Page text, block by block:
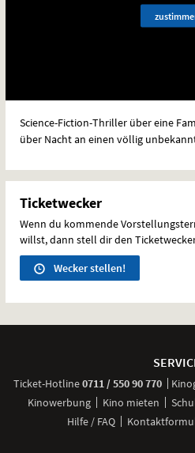
Science-Fiction-Thriller über eine
über Nacht an einen völlig
Ticketwecker
Wenn du kommende
willst, dann stell dir den
Wecker stellen!
Ticket-Hotline0711 / 550 90 770
Kinowerbung
Kino mieten
Hilfe / FAQ